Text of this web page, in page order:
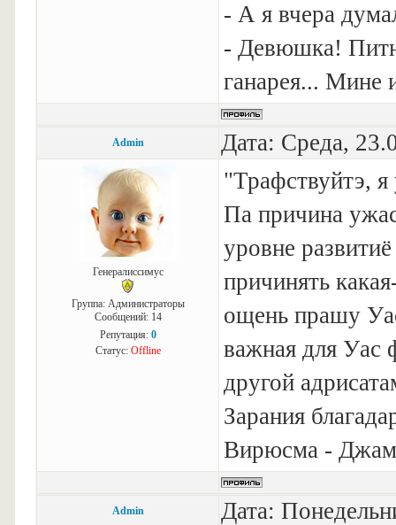
- А я вчера
- Девюшка!
ганарея... Мине
Admin Дата: Среда,
Генералиссимус
Группа: Администраторы
Сообщений: 14
Репутация: 0
Статус: Offline
"Трафствуйтэ,
Па причина
уровне
причинять
ощень прашу
важная для Уас
другой
Зарания
Вирюсма -
Admin Дата: